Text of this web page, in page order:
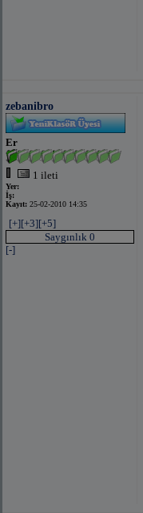
zebanibro
Er
1 ileti
Yer:
İş:
Kayıt: 25-02-2010 14:35
[+][+3][+5]
Saygınlık 0
[-]